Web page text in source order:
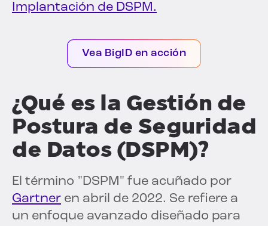
Implantación de DSPM.
Vea BigID en acción
¿Qué es la Gestión de
Postura de Seguridad
de Datos (DSPM)?
El término "DSPM" fue acuñado por
Gartner en abril de 2022. Se refiere a
un enfoque avanzado diseñado para